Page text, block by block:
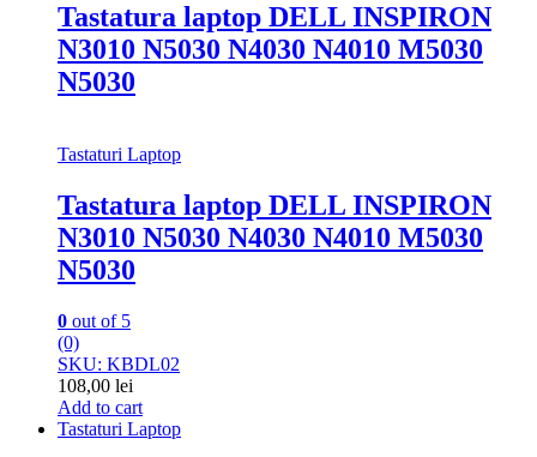
Tastatura laptop DELL INSPIRON
N3010 N5030 N4030 N4010 M5030
N5030
Tastaturi Laptop
Tastatura laptop DELL INSPIRON
N3010 N5030 N4030 N4010 M5030
N5030
0 out of 5
(0)
SKU: KBDL02
108,00 lei
Add to cart
Tastaturi Laptop